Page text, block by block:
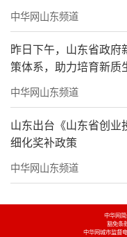
中华网山东频道
昨日下午，山东省政
策体系，助力培育新质
中华网山东频道
山东出台《山东省创业
细化奖补政策
中华网山东频道
中华网
豁免条
中华网城市监督